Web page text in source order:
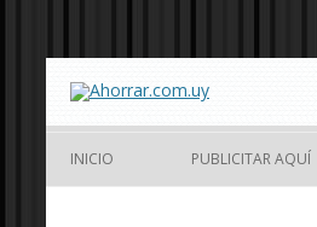
INICIO PUBLICITAR AQUÍ